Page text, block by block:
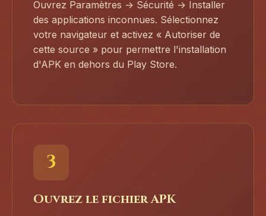
Ouvrez Paramètres → Sécurité → Installer
des applications inconnues. Sélectionnez
votre navigateur et activez « Autoriser de
cette source » pour permettre l'installation
d'APK en dehors du Play Store.
3
Ouvrez le fichier APK